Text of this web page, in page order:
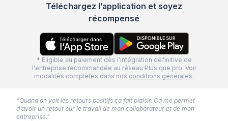
Téléchargez l’application et soyez
récompensé
* Eligible au paiement dès l'intégration définitive de
l'entreprise recommandée au réseau Plus que pro. Voir
modalités complètes dans nos conditions générales.
“Quand on voit les retours positifs ça fait plaisir. Ca me permet
d’avoir un retour sur le travail de mon collaborateur et de mon
entreprise.”